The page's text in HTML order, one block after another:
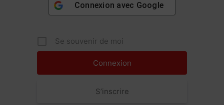
Connexion avec Google
Se souvenir de moi
S’inscrire